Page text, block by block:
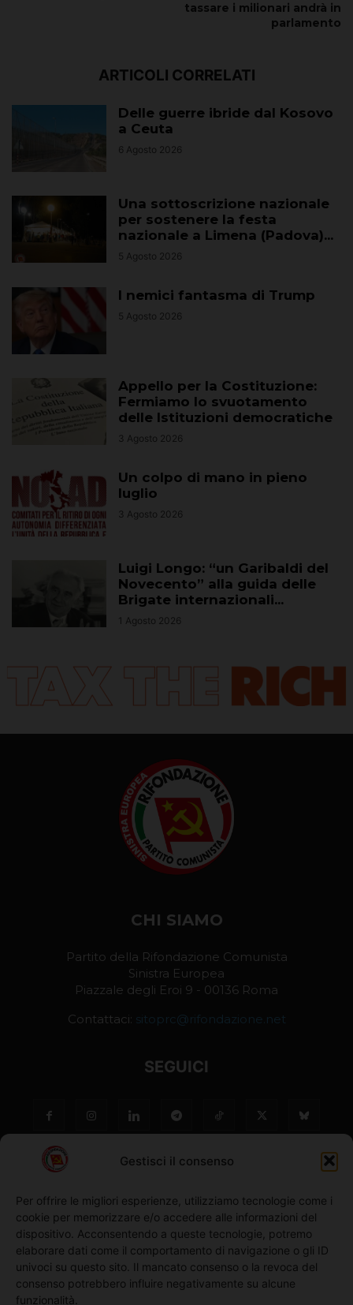
Gestisci il consenso
Per offrire le migliori esperienze, utilizziamo tecnologie come i
cookie per memorizzare e/o accedere alle informazioni del
dispositivo. Acconsentendo a queste tecnologie, potremo
elaborare dati come il comportamento di navigazione o gli ID
univoci su questo sito. Il mancato consenso o la revoca del
consenso potrebbero influire negativamente su alcune
funzionalità.
tassare i milionari andrà in
parlamento
ARTICOLI CORRELATI
Delle guerre ibride dal Kosovo
a Ceuta
6 Agosto 2026
Una sottoscrizione nazionale
per sostenere la festa
nazionale a Limena (Padova)...
5 Agosto 2026
I nemici fantasma di Trump
5 Agosto 2026
Appello per la Costituzione:
Fermiamo lo svuotamento
delle Istituzioni democratiche
3 Agosto 2026
Un colpo di mano in pieno
luglio
3 Agosto 2026
Luigi Longo: “un Garibaldi del
Novecento” alla guida delle
Brigate internazionali...
1 Agosto 2026
CHI SIAMO
Partito della Rifondazione Comunista
Sinistra Europea
Piazzale degli Eroi 9 - 00136 Roma
Contattaci: sitoprc@rifondazione.net
SEGUICI
NO ©
Richiedi l'adesione